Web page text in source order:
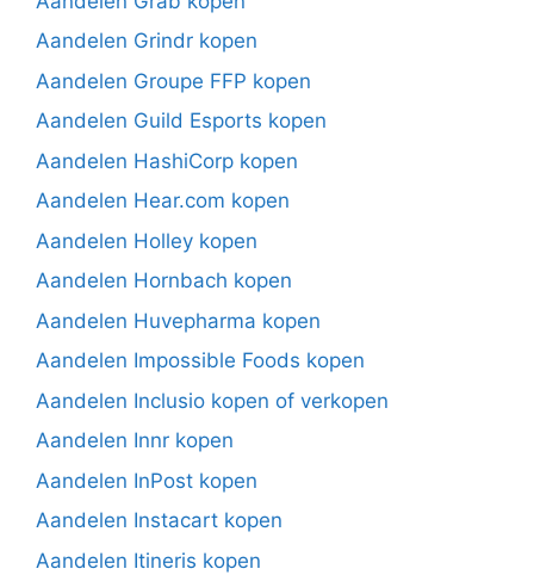
Aandelen Grindr kopen
Aandelen Groupe FFP kopen
Aandelen Guild Esports kopen
Aandelen HashiCorp kopen
Aandelen Hear.com kopen
Aandelen Holley kopen
Aandelen Hornbach kopen
Aandelen Huvepharma kopen
Aandelen Impossible Foods kopen
Aandelen Inclusio kopen of verkopen
Aandelen Innr kopen
Aandelen InPost kopen
Aandelen Instacart kopen
Aandelen Itineris kopen